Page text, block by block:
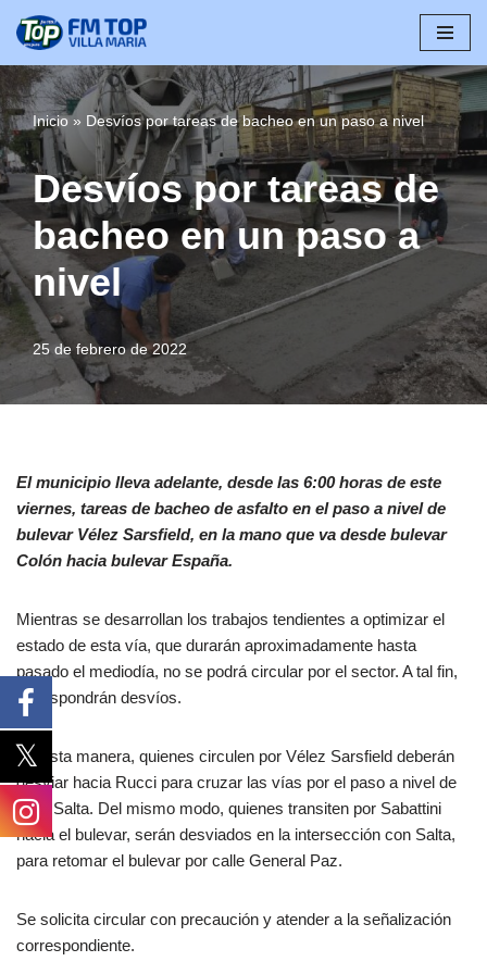
al
contenido
Inicio» Desvíos por tareas de bacheo en un paso a nivel
Desvíos por tareas de
bacheo en un paso a
nivel
25 de febrero de 2022
El municipio lleva adelante, desde las 6:00 horas de este
viernes, tareas de bacheo de asfalto en el paso a nivel de
bulevar Vélez Sarsfield, en la mano que va desde bulevar
Colón hacia bulevar España.
Mientras se desarrollan los trabajos tendientes a optimizar el
estado de esta vía, que durarán aproximadamente hasta
pasado el mediodía, no se podrá circular por el sector. A tal fin,
se dispondrán desvíos.
De esta manera, quienes circulen por Vélez Sarsfield deberán
desviar hacia Rucci para cruzar las vías por el paso a nivel de
calle Salta. Del mismo modo, quienes transiten por Sabattini
hacia el bulevar, serán desviados en la intersección con Salta,
para retomar el bulevar por calle General Paz.
Se solicita circular con precaución y atender a la señalización
correspondiente.